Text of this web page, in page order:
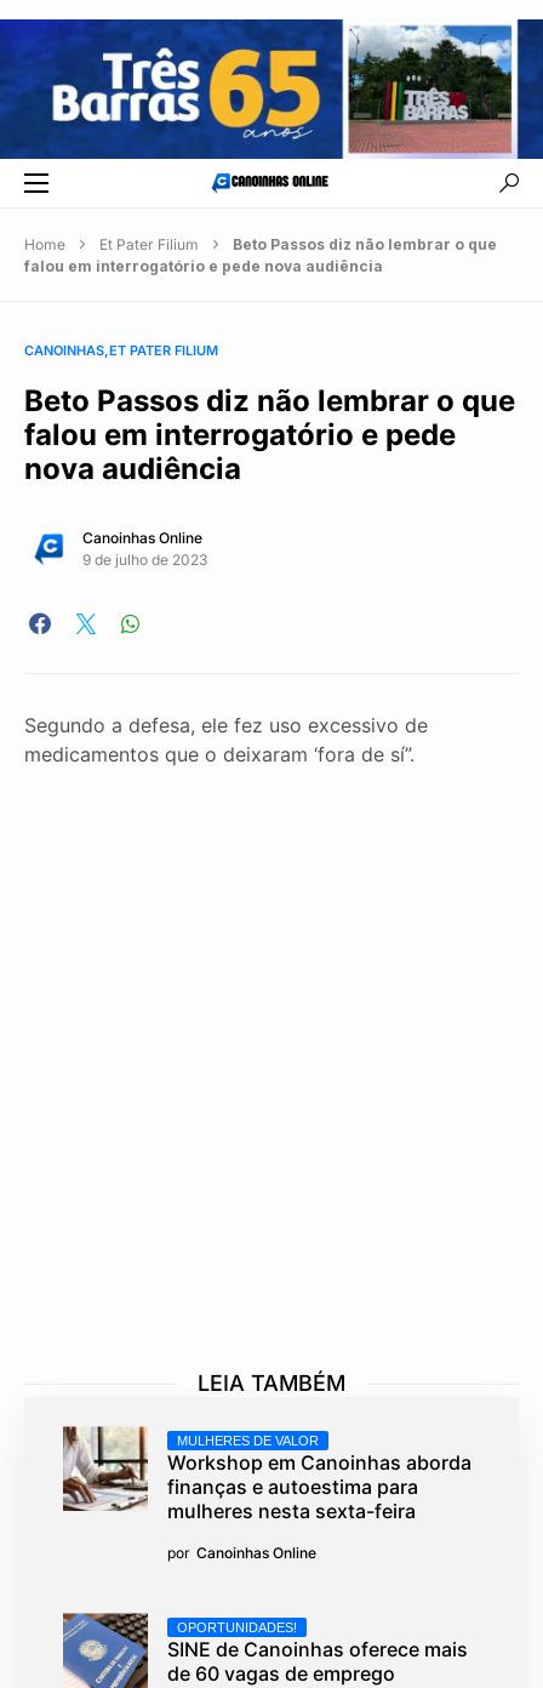
Home Et Pater Filium
Beto Passos diz não lembrar o que
falou em interrogatório e pede nova audiência
CANOINHAS ET PATER FILIUM
Beto Passos diz não lembrar o que
falou em interrogatório e pede
nova audiência
Canoinhas Online
9 de julho de 2023
Segundo a defesa, ele fez uso excessivo de
medicamentos que o deixaram ‘fora de sí”.
LEIA TAMBÉM
MULHERES DE VALOR
Workshop em Canoinhas aborda
finanças e autoestima para
mulheres nesta sexta-feira
por Canoinhas Online
OPORTUNIDADES!
SINE de Canoinhas oferece mais
de 60 vagas de emprego